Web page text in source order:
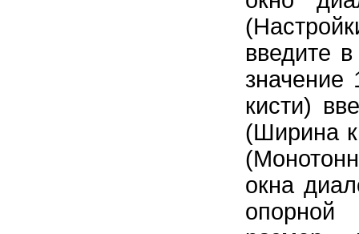
введите
кисти)
(Ширина
окна
опорной